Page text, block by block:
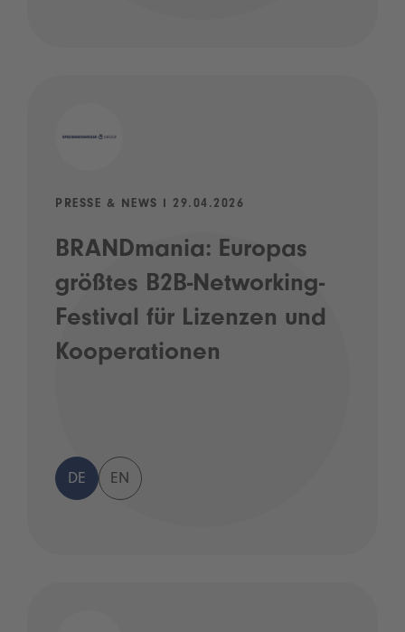
PRESSE & NEWS I 29.04.2026
BRANDmania: Europas
größtes B2B-Networking-
Festival für Lizenzen und
Kooperationen
DE EN